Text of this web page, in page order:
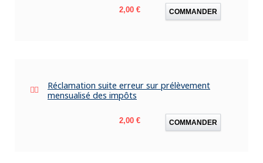
Prix
2,00 € COMMANDER
Réclamation suite erreur sur prélèvement
mensualisé des impôts
Prix
2,00 € COMMANDER